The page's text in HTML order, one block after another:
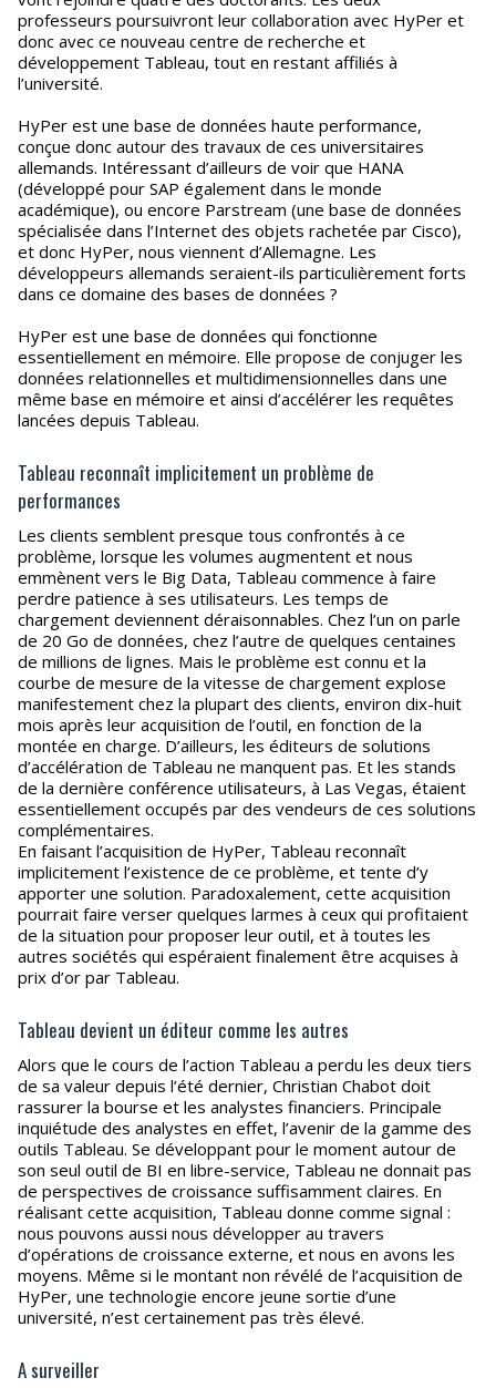
professeurs poursuivront leur collaboration avec HyPer et
donc avec ce nouveau centre de recherche et
développement Tableau, tout en restant affiliés à
l’université.
HyPer est une base de données haute performance,
conçue donc autour des travaux de ces universitaires
allemands. Intéressant d’ailleurs de voir que HANA
(développé pour SAP également dans le monde
académique), ou encore Parstream (une base de données
spécialisée dans l’Internet des objets rachetée par Cisco),
et donc HyPer, nous viennent d’Allemagne. Les
développeurs allemands seraient-ils particulièrement forts
dans ce domaine des bases de données ?
HyPer est une base de données qui fonctionne
essentiellement en mémoire. Elle propose de conjuger les
données relationnelles et multidimensionnelles dans une
même base en mémoire et ainsi d’accélérer les requêtes
lancées depuis Tableau.
Tableau reconnaît implicitement un problème de
performances
Les clients semblent presque tous confrontés à ce
problème, lorsque les volumes augmentent et nous
emmènent vers le Big Data, Tableau commence à faire
perdre patience à ses utilisateurs. Les temps de
chargement deviennent déraisonnables. Chez l’un on parle
de 20 Go de données, chez l’autre de quelques centaines
de millions de lignes. Mais le problème est connu et la
courbe de mesure de la vitesse de chargement explose
manifestement chez la plupart des clients, environ dix-huit
mois après leur acquisition de l’outil, en fonction de la
montée en charge. D’ailleurs, les éditeurs de solutions
d’accélération de Tableau ne manquent pas. Et les stands
de la dernière conférence utilisateurs, à Las Vegas, étaient
essentiellement occupés par des vendeurs de ces solutions
complémentaires.
En faisant l’acquisition de HyPer, Tableau reconnaît
implicitement l’existence de ce problème, et tente d’y
apporter une solution. Paradoxalement, cette acquisition
pourrait faire verser quelques larmes à ceux qui profitaient
de la situation pour proposer leur outil, et à toutes les
autres sociétés qui espéraient finalement être acquises à
prix d’or par Tableau.
Tableau devient un éditeur comme les autres
Alors que le cours de l’action Tableau a perdu les deux tiers
de sa valeur depuis l’été dernier, Christian Chabot doit
rassurer la bourse et les analystes financiers. Principale
inquiétude des analystes en effet, l’avenir de la gamme des
outils Tableau. Se développant pour le moment autour de
son seul outil de BI en libre-service, Tableau ne donnait pas
de perspectives de croissance suffisamment claires. En
réalisant cette acquisition, Tableau donne comme signal :
nous pouvons aussi nous développer au travers
d’opérations de croissance externe, et nous en avons les
moyens. Même si le montant non révélé de l’acquisition de
HyPer, une technologie encore jeune sortie d’une
université, n’est certainement pas très élevé.
A surveiller